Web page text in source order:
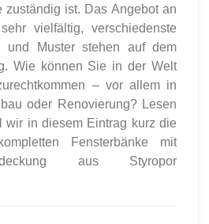
zuständig ist. Das Angebot an
vielfältig, verschiedenste
und Muster stehen auf dem
Wie können Sie in der Welt
– vor allem in
oder Renovierung? Lesen
wir in diesem Eintrag kurz die
Fensterbänke mit
aus Styropor